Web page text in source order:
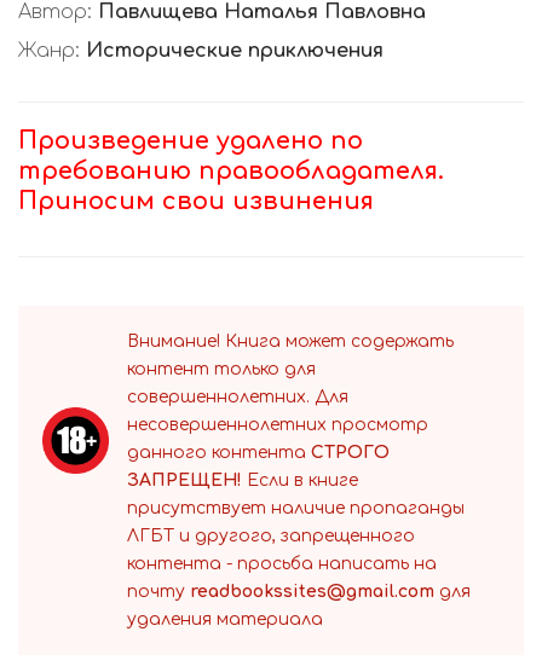
Автор: Павлищева Наталья Павловна
Жанр: Исторические приключения
Произведение удалено по
требованию правообладателя.
Приносим свои извинения
Внимание! Книга может содержать
контент только для
совершеннолетних. Для
несовершеннолетних просмотр
данного контента СТРОГО
ЗАПРЕЩЕН! Если в книге
присутствует наличие пропаганды
ЛГБТ и другого, запрещенного
контента - просьба написать на
почту readbookssites@gmail.com для
удаления материала